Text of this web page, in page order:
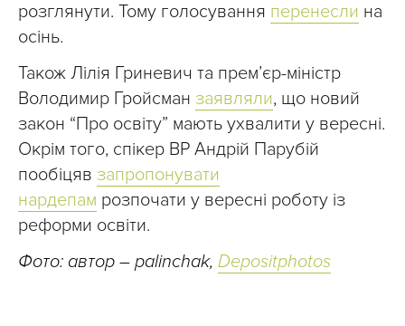
розглянути. Тому голосування перенесли на
осінь.
Також Лілія Гриневич та прем’єр-міністр
Володимир Гройсман заявляли, що новий
закон “Про освіту” мають ухвалити у вересні.
Окрім того, спікер ВР Андрій Парубій
пообіцяв запропонувати
нардепам розпочати у вересні роботу із
реформи освіти.
Фото: автор – palinchak, Depositphotos